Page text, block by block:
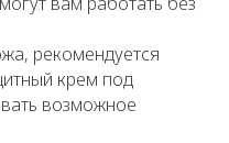
рекомендуется
крем под
возможное